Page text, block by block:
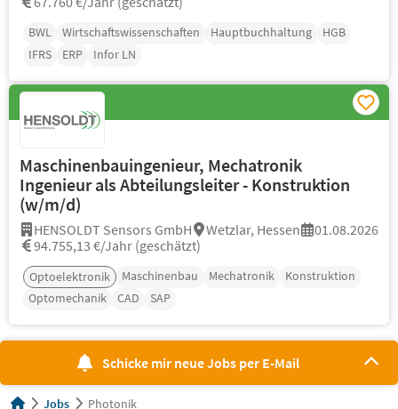
BWL Wirtschaftswissenschaften Hauptbuchhaltung
HGB
IFRS
ERP Infor LN
Maschinenbauingenieur, Mechatronik
Ingenieur als Abteilungsleiter - Konstruktion
(w/m/d)
HENSOLDT Sensors GmbH Wetzlar, Hessen
01.08.2026
94.755,13 €/Jahr (geschätzt)
Optoelektronik Maschinenbau Mechatronik
Konstruktion
Optomechanik
CAD SAP
Schicke mir neue Jobs per E-Mail
Jobs Photonik